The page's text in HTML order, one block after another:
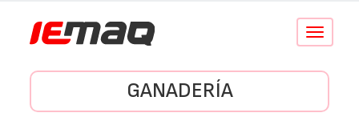
Conmutar
GANADERÍA